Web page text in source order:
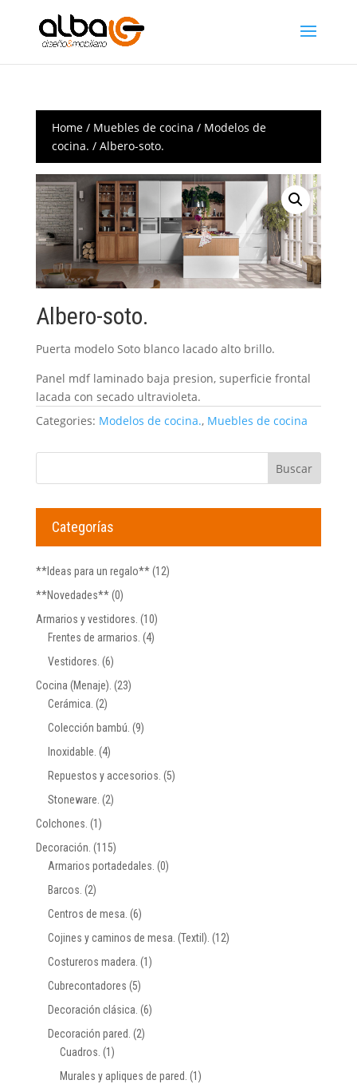
Home/ Muebles de cocina / Modelos de
cocina. / Albero-soto.
Albero-soto.
Puerta modelo Soto blanco lacado alto brillo.
Panel mdf laminado baja presion, superficie frontal
lacada con secado ultravioleta.
Categories: Modelos de cocina., Muebles de cocina
Categorías
**Ideas para un regalo** (12)
**Novedades** (0)
Armarios y vestidores. (10)
Frentes de armarios. (4)
Vestidores. (6)
Cocina (Menaje). (23)
Cerámica. (2)
Colección bambú. (9)
Inoxidable. (4)
Repuestos y accesorios. (5)
Stoneware. (2)
Colchones. (1)
Decoración. (115)
Armarios portadedales. (0)
Barcos. (2)
Centros de mesa. (6)
Cojines y caminos de mesa. (Textil). (12)
Costureros madera. (1)
Cubrecontadores (5)
Decoración clásica. (6)
Decoración pared. (2)
Cuadros. (1)
Murales y apliques de pared. (1)